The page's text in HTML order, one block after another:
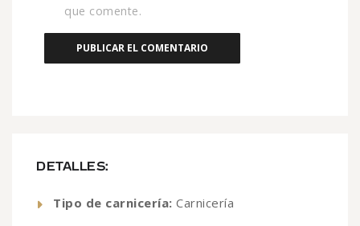
DETALLES:
Tipo de carnicería: Carnicería
que comente.